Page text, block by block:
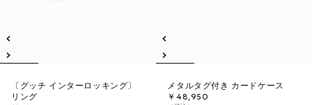
〔グッチ インターロッキング〕
リング
メタルタグ付き カードケース
￥48,950